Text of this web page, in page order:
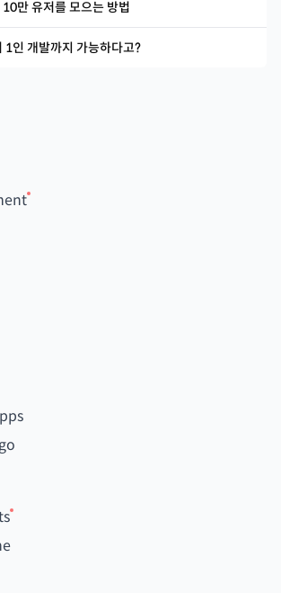
만 유저를 모으는 방법
1인 개발까지 가능하다고?